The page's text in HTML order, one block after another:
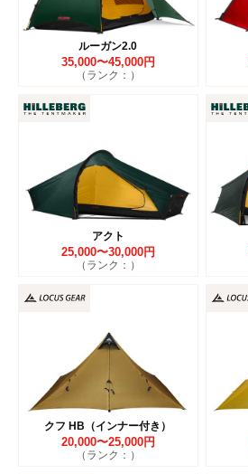
ルーガン2.0
35,000〜45,000円
（ランク：）
アクト
25,000〜30,000円
（ランク：）
クフ HB（インナー付き）
20,000〜25,000円
（ランク：）